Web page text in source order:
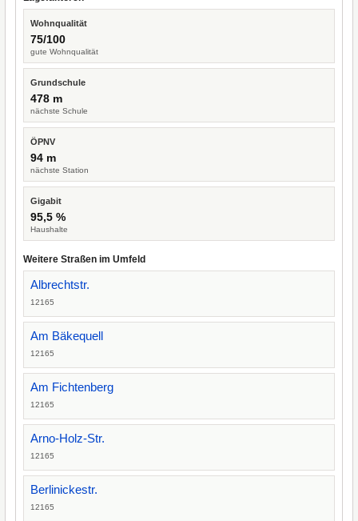
Wohnqualität
75/100
gute Wohnqualität
Grundschule
478 m
nächste Schule
ÖPNV
94 m
nächste Station
Gigabit
95,5 %
Haushalte
Weitere Straßen im Umfeld
Albrechtstr.
12165
Am Bäkequell
12165
Am Fichtenberg
12165
Arno-Holz-Str.
12165
Berlinickestr.
12165